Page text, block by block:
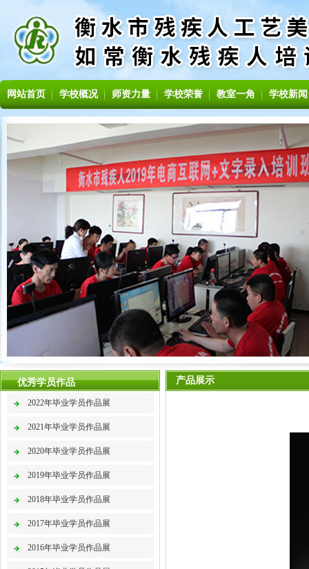
网站首页 学校概况 师资力量 学校荣誉 教室一角 学校新闻
优秀学员作品
2022年毕业学员作品展
2021年毕业学员作品展
2020年毕业学员作品展
2019年毕业学员作品展
2018年毕业学员作品展
2017年毕业学员作品展
2016年毕业学员作品展
产品展示